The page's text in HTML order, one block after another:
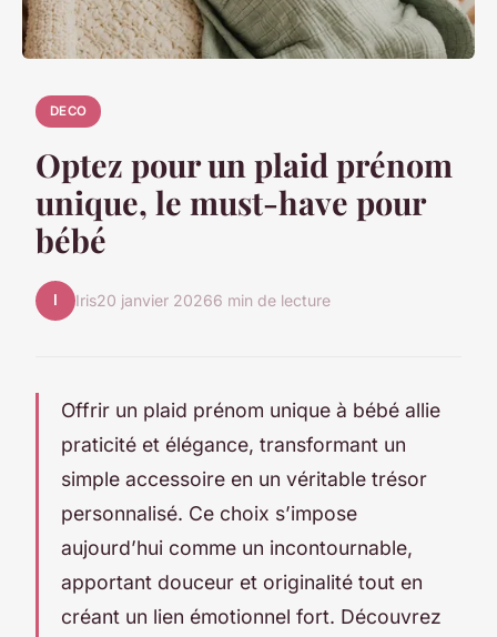
DECO
Optez pour un plaid prénom
unique, le must-have pour
bébé
I Iris20 janvier 20266 min de lecture
Offrir un plaid prénom unique à bébé allie
praticité et élégance, transformant un
simple accessoire en un véritable trésor
personnalisé. Ce choix s’impose
aujourd’hui comme un incontournable,
apportant douceur et originalité tout en
créant un lien émotionnel fort. Découvrez